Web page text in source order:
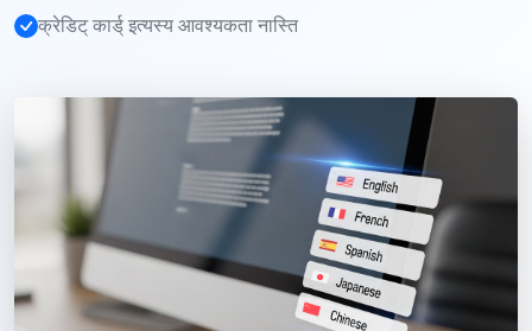
क्रेडिट् कार्ड् इत्यस्य आवश्यकता नास्ति